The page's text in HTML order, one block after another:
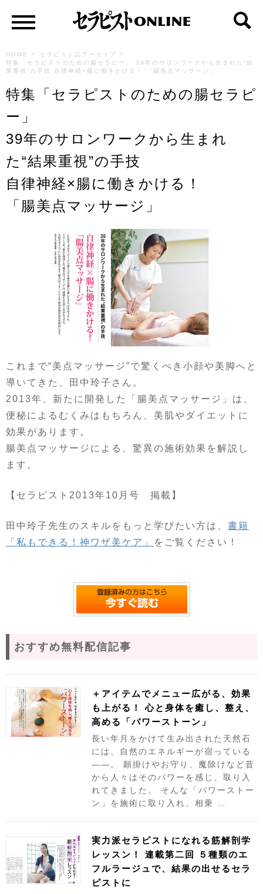
HOME > セラピスト誌アーカイブ
>
特集「セラピストのための腸セラピー」 39年のサロンワークから生まれた“結
果重視”の手技 自律神経×腸に働きかける！ 「腸美点マッサージ」
特集「セラピストのための腸セラピ
ー」
39年のサロンワークから生まれ
た“結果重視”の手技
自律神経×腸に働きかける！
「腸美点マッサージ」
これまで“美点マッサージ”で驚くべき小顔や美脚へと
導いてきた、田中玲子さん。
2013年、新たに開発した「腸美点マッサージ」は、
便秘によるむくみはもちろん、美肌やダイエットに
効果があります。
腸美点マッサージによる、驚異の施術効果を解説し
ます。
【セラピスト2013年10月号 掲載】
田中玲子先生のスキルをもっと学びたい方は、 書籍
「私もできる！神ワザ美ケア」
をご覧ください！
おすすめ無料配信記事
＋アイテムでメニュー広がる、効果
も上がる！ 心と身体を癒し、整え、
高める「パワーストーン」
長い年月をかけて生み出された天然石
には、自然のエネルギーが宿っている
——。 願掛けやお守り、魔除けなど昔
から人々はそのパワーを感じ、取り入
れてきました。 そんな「パワーストー
ン」を施術に取り入れ、相乗 …
実力派セラピストになれる筋解剖学
レッスン！ 連載第二回 ５種類のエ
フルラージュで、結果の出せるセラ
ピストに